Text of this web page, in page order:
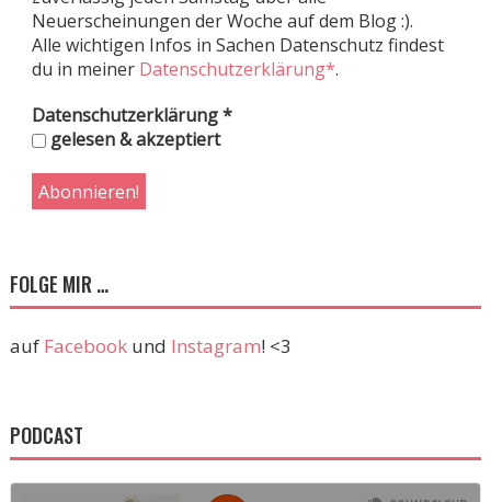
Neuerscheinungen der Woche auf dem Blog :).
Alle wichtigen Infos in Sachen Datenschutz findest
du in meiner Datenschutzerklärung*.
Datenschutzerklärung*
gelesen & akzeptiert
FOLGE MIR …
auf Facebookund Instagram! <3
PODCAST